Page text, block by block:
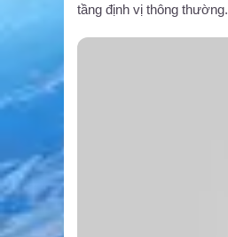
tầng định vị thông thường.